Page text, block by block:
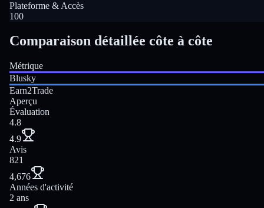
Plateforme & Accès
100
Comparaison détaillée côte à côte
Métrique
Blusky
Earn2Trade
Aperçu
Évaluation
4.8
4.9
Avis
821
4,676
Années d'activité
2 ans